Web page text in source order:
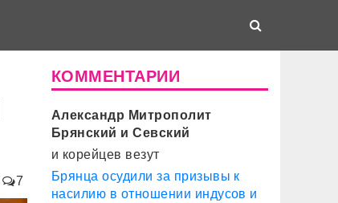
7
КОММЕНТАРИИ
Александр Митрополит
Брянский и Севский
и корейцев везут
Брянца осудили за призывы к
насилию в отношении индусов и